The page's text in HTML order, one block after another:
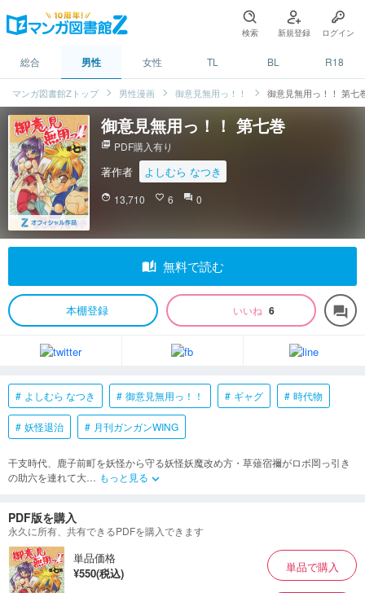
検索 新規登録 ログイン
総合 男性 女性 TL BL R18
マンガ図書館Zトップ 男性漫画 御意見無用っ！！ 御意見無用っ！！ 第七
御意見無用っ！！ 第七巻
picture_as_pdf PDF購入有り
著作者 よしむら なつき
face 13,710 favorite_border 6 question_answer 0
auto_stories 無料で読む
本棚登録 いいね 6 forum
よしむら なつき 御意見無用っ！！ ギャグ 時代物
妖怪退治 月刊ガンガンWING
干支時代、鹿子前町を妖怪から守る妖怪妖魔改め方・草薙宿禰がロボ岡っ引き
の助六を連れて大… もっと見る keyboard_arrow_down
PDF版を購入
永久に所有、共有できるPDFを購入できます
単品価格
¥550(税込)
単品で購入